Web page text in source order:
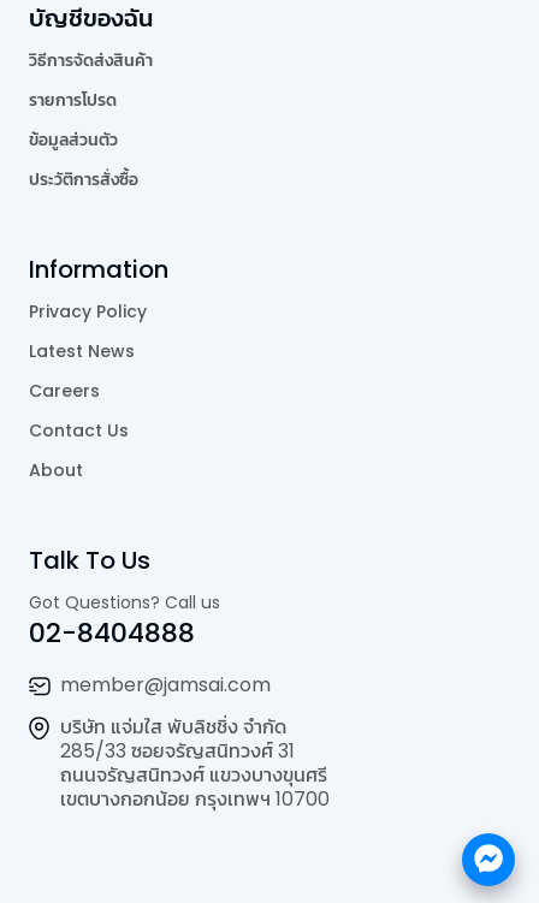
บัญชีของฉัน
วิธีการจัดส่งสินค้า
รายการโปรด
ข้อมูลส่วนตัว
ประวัติการสั่งซื้อ
Information
Privacy Policy
Latest News
Careers
Contact Us
About
Talk To Us
Got Questions? Call us
02-8404888
member@jamsai.com
บริษัท แจ่มใส พับลิชชิ่ง จำกัด
285/33 ซอยจรัญสนิทวงศ์ 31
ถนนจรัญสนิทวงศ์ แขวงบางขุนศรี
เขตบางกอกน้อย กรุงเทพฯ 10700